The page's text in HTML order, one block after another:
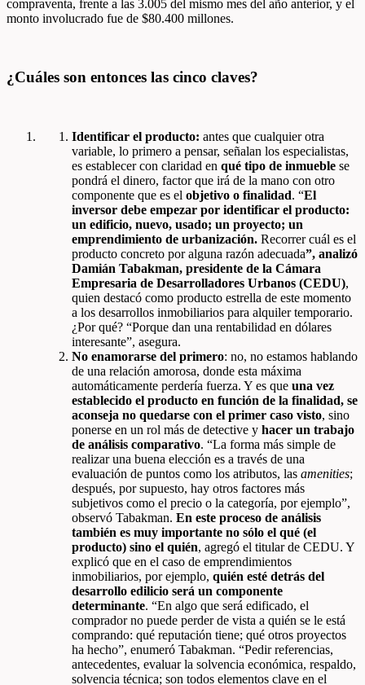
compraventa, frente a las 3.005 del mismo mes del año anterior, y el
monto involucrado fue de $80.400 millones.
¿Cuáles son entonces las cinco claves?
Identificar el producto: antes que cualquier otra
variable, lo primero a pensar, señalan los especialistas,
es establecer con claridad en qué tipo de inmueble se
pondrá el dinero, factor que irá de la mano con otro
componente que es el objetivo o finalidad. “El
inversor debe empezar por identificar el producto:
un edificio, nuevo, usado; un proyecto; un
emprendimiento de urbanización. Recorrer cuál es el
producto concreto por alguna razón adecuada”, analizó
Damián Tabakman, presidente de la Cámara
Empresaria de Desarrolladores Urbanos (CEDU),
quien destacó como producto estrella de este momento
a los desarrollos inmobiliarios para alquiler temporario.
¿Por qué? “Porque dan una rentabilidad en dólares
interesante”, asegura.
No enamorarse del primero: no, no estamos hablando
de una relación amorosa, donde esta máxima
automáticamente perdería fuerza. Y es que una vez
establecido el producto en función de la finalidad, se
aconseja no quedarse con el primer caso visto, sino
ponerse en un rol más de detective y hacer un trabajo
de análisis comparativo. “La forma más simple de
realizar una buena elección es a través de una
evaluación de puntos como los atributos, las amenities;
después, por supuesto, hay otros factores más
subjetivos como el precio o la categoría, por ejemplo”,
observó Tabakman. En este proceso de análisis
también es muy importante no sólo el qué (el
producto) sino el quién, agregó el titular de CEDU. Y
explicó que en el caso de emprendimientos
inmobiliarios, por ejemplo, quién esté detrás del
desarrollo edilicio será un componente
determinante. “En algo que será edificado, el
comprador no puede perder de vista a quién se le está
comprando: qué reputación tiene; qué otros proyectos
ha hecho”, enumeró Tabakman. “Pedir referencias,
antecedentes, evaluar la solvencia económica, respaldo,
solvencia técnica; son todos elementos clave en el